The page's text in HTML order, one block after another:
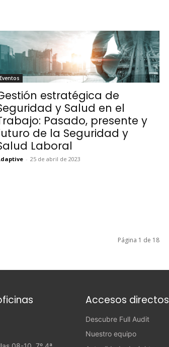
Eventos
estratégica de
y Salud en el
Pasado, presente y
de la Seguridad y
Laboral
- 25 de abril de 2023
Página 1 de 18
Accesos directos
Descubre Full Audit
Nuestro equipo